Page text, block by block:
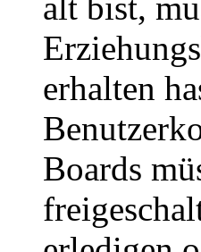
erhalten
Boards